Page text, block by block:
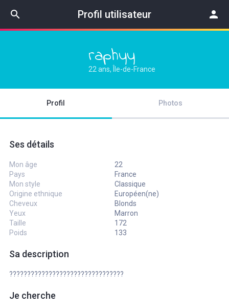
search Profil utilisateur person
raphyy
22 ans, Île-de-France
Profil Photos
Ses détails
Mon âge
22
Pays
France
Mon style
Classique
Origine ethnique
Européen(ne)
Cheveux
Blonds
Yeux
Marron
Taille
172
Poids
133
Sa description
????????????????????????????????
Je cherche